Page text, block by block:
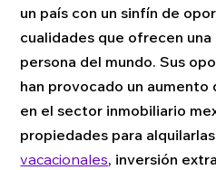
un país con un sinfín de
cualidades que ofrecen
persona del mundo. Sus
han provocado un aumento
en el sector inmobiliario
propiedades para
vacacionales, inversión